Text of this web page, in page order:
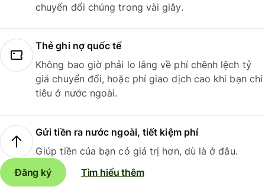
chuyển đổi chúng trong vài giây.
Thẻ ghi nợ quốc tế
Không bao giờ phải lo lắng về phí chênh lệch tỷ
giá chuyển đổi, hoặc phí giao dịch cao khi bạn chi
tiêu ở nước ngoài.
Gửi tiền ra nước ngoài, tiết kiệm phí
Giúp tiền của bạn có giá trị hơn, dù là ở đâu.
Đăng ký
Tìm hiểu thêm